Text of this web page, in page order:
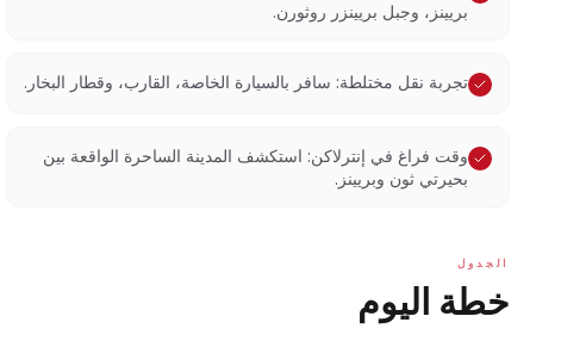
بريينز، وجبل بريينزر روثورن.
تجربة نقل مختلطة: سافر بالسيارة الخاصة، القارب، وقطار البخار.
وقت فراغ في إنترلاكن: استكشف المدينة الساحرة الواقعة بين
بحيرتي ثون وبريينز.
الجدول
خطة اليوم